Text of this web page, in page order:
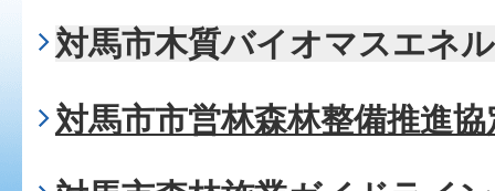
対馬市木質バイオマスエネ
対馬市市営林森林整備推進協